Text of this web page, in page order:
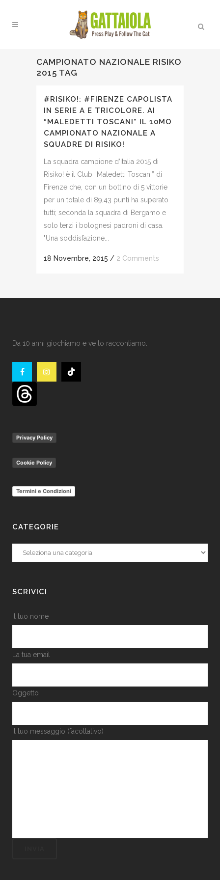
CAMPIONATO NAZIONALE RISIKO
2015 TAG
#RISIKO!: #FIRENZE CAPOLISTA
IN SERIE A E TRICOLORE. AI
“MALEDETTI TOSCANI” IL 10MO
CAMPIONATO NAZIONALE A
SQUADRE DI RISIKO!
La squadra campione d’Italia 2015 di
Risiko! è il Club “Maledetti Toscani” di
Firenze che, con un bottino di 5 vittorie
per un totale di 89,43 punti ha superato
tutti; seconda la squadra di Bergamo e
solo terzi i bolognesi padroni di casa.
"Una soddisfazione...
18 Novembre, 2015 / 2 Comments
Da 10 anni giochiamo e ve lo raccontiamo.
Privacy Policy
Cookie Policy
Termini e Condizioni
CATEGORIE
Categorie
SCRIVICI
Il tuo nome
La tua email
Oggetto
Il tuo messaggio (facoltativo)